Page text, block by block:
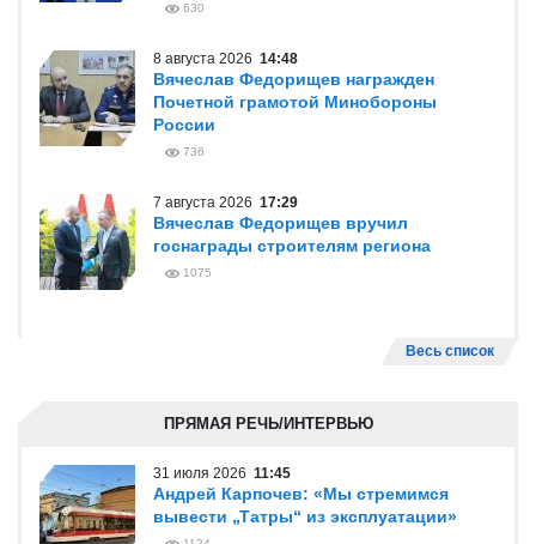
630
8 августа 2026 14:48
Вячеслав Федорищев награжден
Почетной грамотой Минобороны
России
736
7 августа 2026 17:29
Вячеслав Федорищев вручил
госнаграды строителям региона
1075
Весь список
ПРЯМАЯ РЕЧЬ/ИНТЕРВЬЮ
31 июля 2026 11:45
Андрей Карпочев: «Мы стремимся
вывести „Татры“ из эксплуатации»